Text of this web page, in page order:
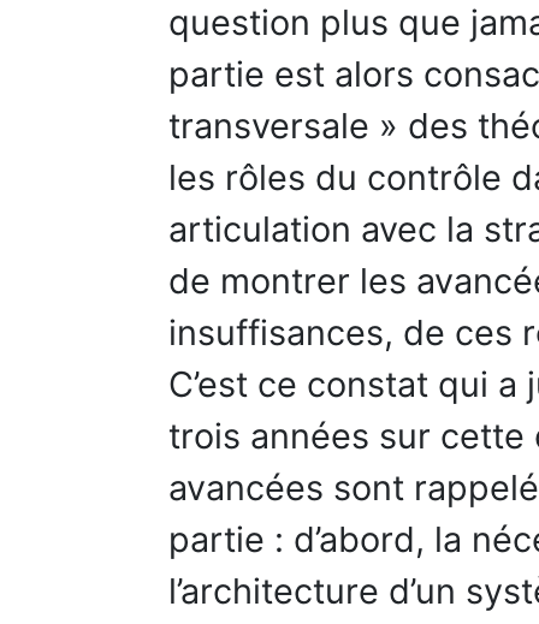
question plus que
partie est alors
transversale » des
les rôles du contrôle
articulation avec la
de montrer les
insuffisances, de ces
C’est ce constat qui
trois années sur
avancées sont
partie : d’abord, la
l’architecture d’un